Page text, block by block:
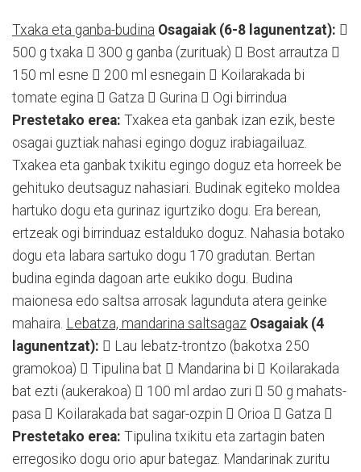
Txaka eta ganba-budina Osagaiak (6-8 lagunentzat): 
500 g txaka  300 g ganba (zurituak)  Bost arrautza 
150 ml esne  200 ml esnegain  Koilarakada bi
tomate egina  Gatza  Gurina  Ogi birrindua
Prestetako erea: Txakea eta ganbak izan ezik, beste
osagai guztiak nahasi egingo doguz irabiagailuaz.
Txakea eta ganbak txikitu egingo doguz eta horreek be
gehituko deutsaguz nahasiari. Budinak egiteko moldea
hartuko dogu eta gurinaz igurtziko dogu. Era berean,
ertzeak ogi birrinduaz estalduko doguz. Nahasia botako
dogu eta labara sartuko dogu 170 gradutan. Bertan
budina eginda dagoan arte eukiko dogu. Budina
maionesa edo saltsa arrosak lagunduta atera geinke
mahaira. Lebatza, mandarina saltsagaz Osagaiak (4
lagunentzat):  Lau lebatz-trontzo (bakotxa 250
gramokoa)  Tipulina bat  Mandarina bi  Koilarakada
bat ezti (aukerakoa)  100 ml ardao zuri  50 g mahats-
pasa  Koilarakada bat sagar-ozpin  Orioa  Gatza 
Prestetako erea: Tipulina txikitu eta zartagin baten
erregosiko dogu orio apur bategaz. Mandarinak zuritu